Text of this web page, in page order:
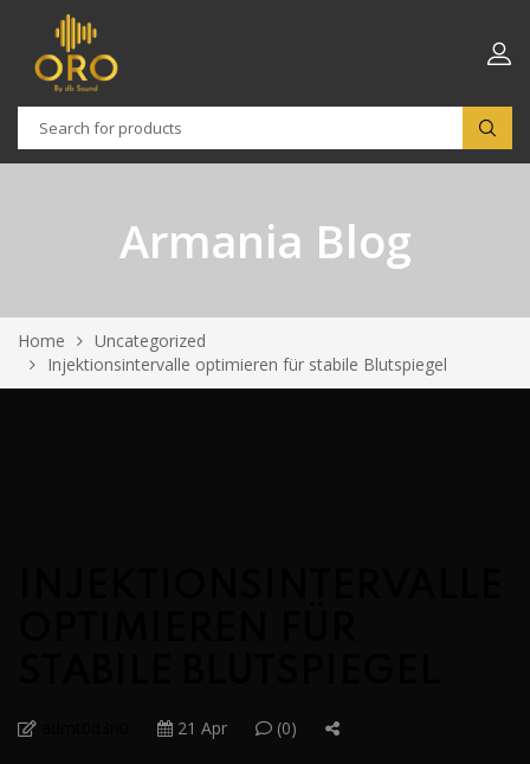
Armania Blog
Home
Uncategorized
Injektionsintervalle optimieren für stabile Blutspiegel
21 Apr (0)